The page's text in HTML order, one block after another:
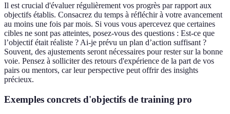
Il est crucial d'évaluer régulièrement vos progrès par rapport aux
objectifs établis. Consacrez du temps à réfléchir à votre avancement
au moins une fois par mois. Si vous vous apercevez que certaines
cibles ne sont pas atteintes, posez-vous des questions : Est-ce que
l’objectif était réaliste ? Ai-je prévu un plan d’action suffisant ?
Souvent, des ajustements seront nécessaires pour rester sur la bonne
voie. Pensez à solliciter des retours d'expérience de la part de vos
pairs ou mentors, car leur perspective peut offrir des insights
précieux.
Exemples concrets d'objectifs de training pro